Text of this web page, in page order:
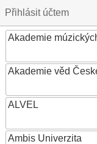
Přihlásit účtem
Akademie
Akademie věd
ALVEL
Ambis Univerzita